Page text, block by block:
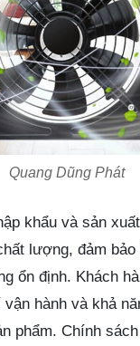
Quang Dũng Phát
khẩu và sản
lượng, đảm
ổn định. Khách
hành và khả
phẩm. Chính